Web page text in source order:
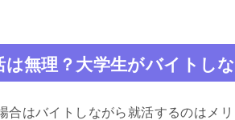
無理？大学生がバイトし
合はバイトしながら就活するのはメ